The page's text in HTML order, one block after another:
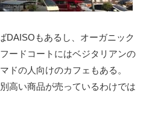
DAISOもあるし、オーガニック
ードコートにはベジタリアンの
ドの人向けのカフェもある。
高い商品が売っているわけでは